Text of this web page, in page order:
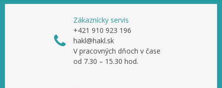
Zákaznícky servis
+421 910 923 196
hakl@hakl.sk
V pracovných dňoch v čase
od 7.30 – 15.30 hod.